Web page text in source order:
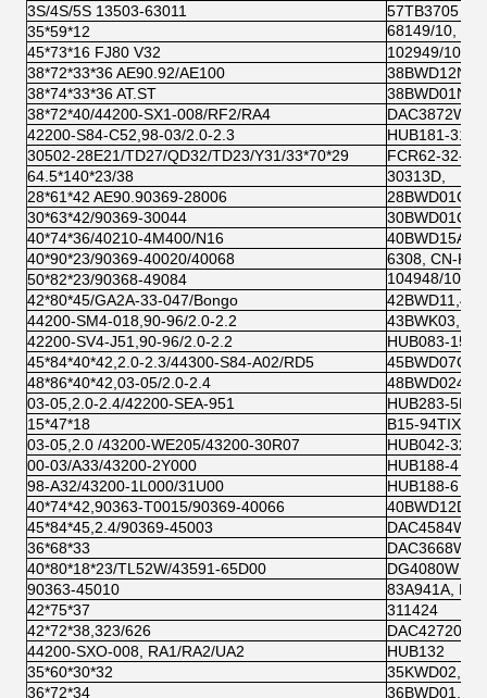
3S/4S/5S 13503-63011
57TB3705
35*59*12
68149/10,
45*73*16 FJ80 V32
102949/10
38*72*33*36 AE90.92/AE100
38BWD12NSK
38*74*33*36 AT.ST
38BWD01NSK
38*72*40/44200-SX1-008/RF2/RA4
DAC3872W-
42200-S84-C52,98-03/2.0-2.3
HUB181-31/
30502-28E21/TD27/QD32/TD23/Y31/33*70*29
FCR62-32-
64.5*140*23/38
30313D,
28*61*42 AE90.90369-28006
28BWD01CN-
30*63*42/90369-30044
30BWD01CN-
40*74*36/40210-4M400/N16
40*90*23/90369-40020/40068
6308, CN-
50*82*23/90368-49084
104948/10,
42*80*45/GA2A-33-047/Bongo
44200-SM4-018,90-96/2.0-2.2
43BWK03,
42200-SV4-J51,90-96/2.0-2.2
HUB083-
45*84*40*42,2.0-2.3/44300-S84-A02/RD5
48*86*40*42,03-05/2.0-2.4
03-05,2.0-2.4/42200-SEA-951
HUB283-
15*47*18
B15-
03-05,2.0 /43200-WE205/43200-30R07
HUB042-32
00-03/A33/43200-2Y000
HUB188-4
98-A32/43200-1L000/31U00
HUB188-6
40*74*42,90363-T0015/90369-40066
45*84*45,2.4/90369-45003
DAC4584W-
36*68*33
40*80*18*23/TL52W/43591-65D00
DG4080W
90363-45010
83A941A,
42*75*37
311424
42*72*38,323/626
DAC42720038
44200-SXO-008, RA1/RA2/UA2
HUB132
35*60*30*32
35KWD02,
36*72*34
36BWD01,